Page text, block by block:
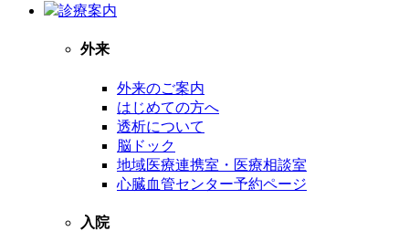
診療案内
外来
外来のご案内
はじめての方へ
透析について
脳ドック
地域医療連携室・医療相談室
心臓血管センター予約ページ
入院